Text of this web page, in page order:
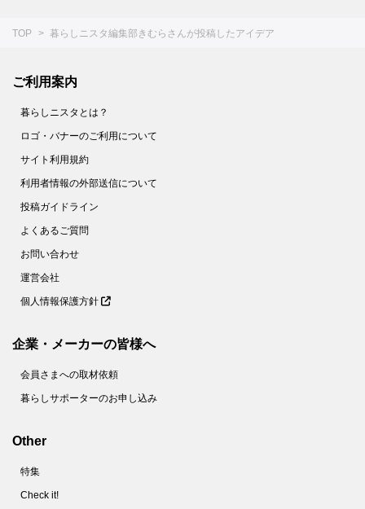
TOP 暮らしニスタ編集部きむらさんが投稿したアイデア
ご利用案内
暮らしニスタとは？
ロゴ・バナーのご利用について
サイト利用規約
利用者情報の外部送信について
投稿ガイドライン
よくあるご質問
お問い合わせ
運営会社
個人情報保護方針
企業・メーカーの皆様へ
会員さまへの取材依頼
暮らしサポーターのお申し込み
Other
特集
Check it!